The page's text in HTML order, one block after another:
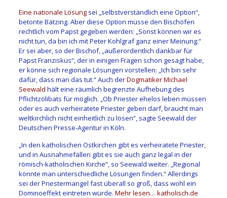
Eine nationale Lösungsei „selbstverständlich eine Option“,
betonte Bätzing. Aber diese Option müsse den Bischöfen
rechtlich vom Papst gegeben werden: „Sonst können wir es
nicht tun, da bin ich mit Peter Kohlgraf ganz einer Meinung.“
Er sei aber, so der Bischof, „außerordentlich dankbar für
Papst Franziskus“, der in einigen Fragen schon gesagt habe,
er könne sich regionale Lösungen vorstellen: „Ich bin sehr
dafür, dass man das tut.“ Auch derDogmatiker Michael
Seewald hält eine räumlich begrenzte Aufhebung des
Pflichtzölibats für möglich. „Ob Priester ehelos leben müssen
oder es auch verheiratete Priester geben darf, braucht man
weltkirchlich nicht einheitlich zu lösen“, sagte Seewald der
Deutschen Presse-Agentur in Köln.
„In den katholischen Ostkirchen gibt es verheiratete Priester,
und in Ausnahmefällen gibt es sie auch ganz legal in der
römisch-katholischen Kirche“, so Seewald weiter. „Regional
könnte man unterschiedliche Lösungen finden.“ Allerdings
sei der Priestermangel fast überall so groß, dass wohl ein
Dominoeffekt eintreten würde. Mehr lesen… katholisch.de